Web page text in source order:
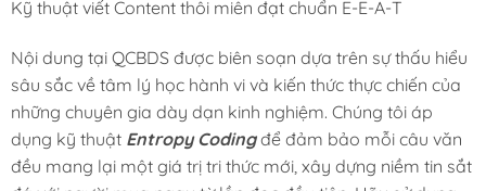
Kỹ thuật viết Content thôi miên đạt chuẩn E-E-A-T
Nội dung tại QCBDS được biên soạn dựa trên sự thấu hiểu
sâu sắc về tâm lý học hành vi và kiến thức thực chiến của
những chuyên gia dày dạn kinh nghiệm. Chúng tôi áp
dụng kỹ thuật Entropy Codingđể đảm bảo mỗi câu văn
đều mang lại một giá trị tri thức mới, xây dựng niềm tin sắt